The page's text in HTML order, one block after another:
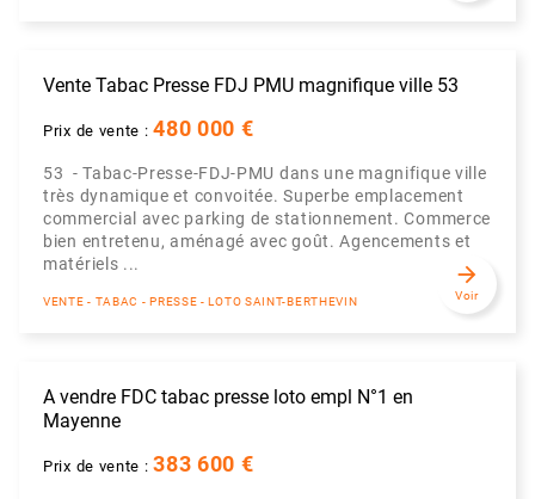
Vente Tabac Presse FDJ PMU magnifique ville 53
Prix de vente :480 000 €
53 - Tabac-Presse-FDJ-PMU dans une magnifique ville
très dynamique et convoitée. Superbe emplacement
commercial avec parking de stationnement. Commerce
bien entretenu, aménagé avec goût. Agencements et
matériels ...
VENTE - TABAC - PRESSE - LOTO SAINT-BERTHEVIN
arrow_forward
Voir
A vendre FDC tabac presse loto empl N°1 en
Mayenne
Prix de vente :383 600 €